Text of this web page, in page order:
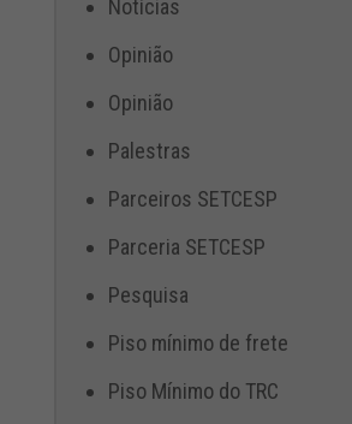
Notícias
Opinião
Opinião
Palestras
Parceiros SETCESP
Parceria SETCESP
Pesquisa
Piso mínimo de frete
Piso Mínimo do TRC